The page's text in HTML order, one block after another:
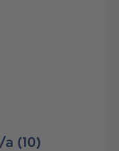
(10)